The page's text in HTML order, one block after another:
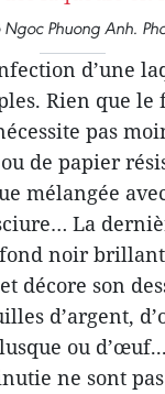
Phuong Anh.
d’une
Rien que le
pas
de papier
mélangée
La
noir
décore son
d’argent,
ou
ne sont